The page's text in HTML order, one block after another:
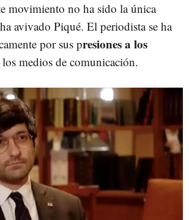
movimiento no ha sido la única
avivado Piqué. El periodista se ha
por sus presiones a los
los medios de comunicación.